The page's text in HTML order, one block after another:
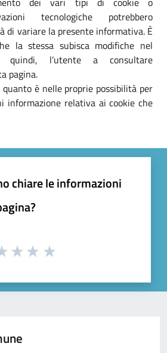
tecnologiche potrebbero
di variare la presente informativa. È
la stessa subisca modifiche nel
l’utente a consultare
pagina.
è nelle proprie possibilità per
informazione relativa ai cookie che
chiare le informazioni